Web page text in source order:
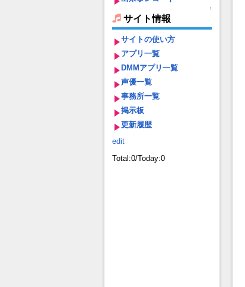
↑
サイト情報
サイトの使い方
アプリ一覧
DMMアプリ一覧
声優一覧
事務所一覧
掲示板
更新履歴
edit
Total:0/Today:0